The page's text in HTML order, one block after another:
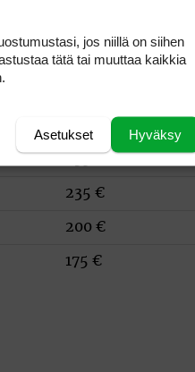
235 €
235 €
200 €
175 €
jos niillä on siihen
tätä tai muuttaa kaikkia
Hyväksy
Asetukset